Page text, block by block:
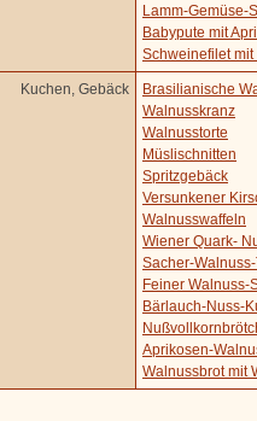
Lamm-Gemüse-
Babypute mit
Schweinefilet
Kuchen, Gebäck
Brasilianische
Walnusskranz
Walnusstorte
Müslischnitten
Spritzgebäck
Versunkener
Walnusswaffeln
Wiener Quark-
Sacher-
Feiner Walnuss-
Bärlauch-Nuss-
Aprikosen-
Walnussbrot mit